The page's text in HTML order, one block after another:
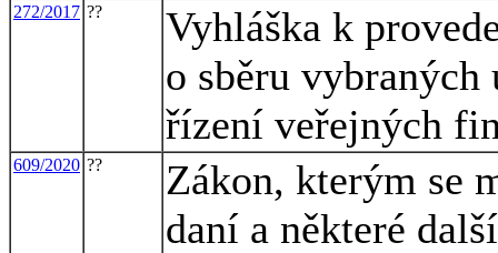
272/2017 ??
Vyhláška k
o sběru
řízení veřejných
609/2020 ??
Zákon, kterým se
daní a některé